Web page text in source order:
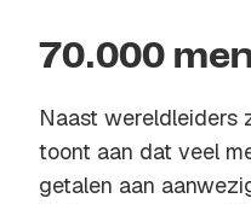
70.000
Naast wereldleiders
toont aan dat veel
getalen aan